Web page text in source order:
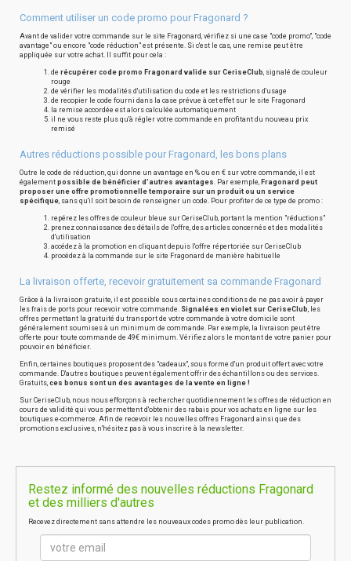
Comment utiliser un code promo pour Fragonard ?
Avant de valider votre commande sur le site Fragonard, vérifiez si une case "code promo", "code
avantage" ou encore "code réduction" est présente. Si c'est le cas, une remise peut être
appliquée sur votre achat. Il suffit pour cela :
de récupérer code promo Fragonard valide sur CeriseClub, signalé de couleur
rouge
de vérifier les modalités d'utilisation du code et les restrictions d'usage
de recopier le code fourni dans la case prévue à cet effet sur le site Fragonard
la remise accordée est alors calculée automatiquement
il ne vous reste plus qu'à régler votre commande en profitant du nouveau prix
remisé
Autres réductions possible pour Fragonard, les bons plans
Outre le code de réduction, qui donne un avantage en % ou en € sur votre commande, il est
également possible de bénéficier d'autres avantages. Par exemple, Fragonard peut
proposer une offre promotionnelle temporaire sur un produit ou un service
spécifique, sans qu'il soit besoin de renseigner un code. Pour profiter de ce type de promo :
repérez les offres de couleur bleue sur CeriseClub, portant la mention "réductions"
prenez connaissance des détails de l'offre, des articles concernés et des modalités
d'utilisation
accédez à la promotion en cliquant depuis l'offre répertoriée sur CeriseClub
procédez à la commande sur le site Fragonard de manière habituelle
La livraison offerte, recevoir gratuitement sa commande Fragonard
Grâce à la livraison gratuite, il est possible sous certaines conditions de ne pas avoir à payer
les frais de ports pour recevoir votre commande. Signalées en violet sur CeriseClub, les
offres permettant la gratuité du transport de votre commande à votre domicile sont
généralement soumises à un minimum de commande. Par exemple, la livraison peut être
offerte pour toute commande de 49€ minimum. Vérifiez alors le montant de votre panier pour
pouvoir en bénéficier.
Enfin, certaines boutiques proposent des "cadeaux", sous forme d'un produit offert avec votre
commande. D'autres boutiques peuvent également offrir des échantillons ou des services.
Gratuits, ces bonus sont un des avantages de la vente en ligne !
Sur CeriseClub, nous nous efforçons à rechercher quotidiennement les offres de réduction en
cours de validité qui vous permettent d'obtenir des rabais pour vos achats en ligne sur les
boutiques e-commerce. Afin de recevoir les nouvelles offres Fragonard ainsi que des
promotions exclusives, n'hésitez pas à vous inscrire à la newsletter.
Restez informé des nouvelles réductions Fragonard
et des milliers d'autres
Recevez directement sans attendre les nouveaux codes promo dès leur publication.